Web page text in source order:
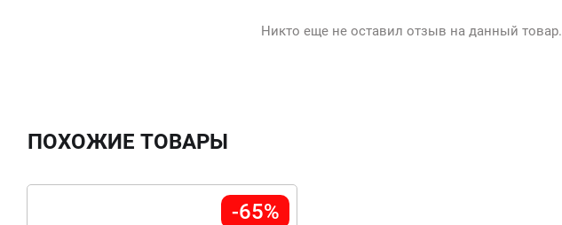
Никто еще не оставил отзыв на данный товар.
ПОХОЖИЕ ТОВАРЫ
-65%